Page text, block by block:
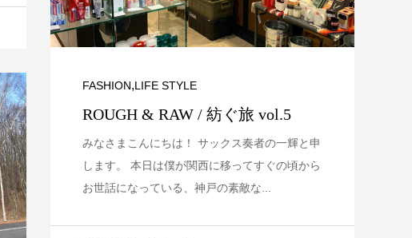
FASHION,LIFE STYLE
ROUGH & RAW / 紡ぐ旅 vol.5
みなさまこんにちは！ サックス奏者の一輝と申
します。 本日は僕が関西に移ってすぐの頃から
お世話になっている、神戸の素敵な...